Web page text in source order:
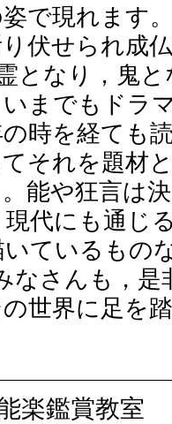
で現れます
伏せられ成
となり，鬼
までもドラ
時を経ても
それを題材
能や狂言は
代にも通じ
ているもの
なさんも，是
世界に足を
楽鑑賞教室